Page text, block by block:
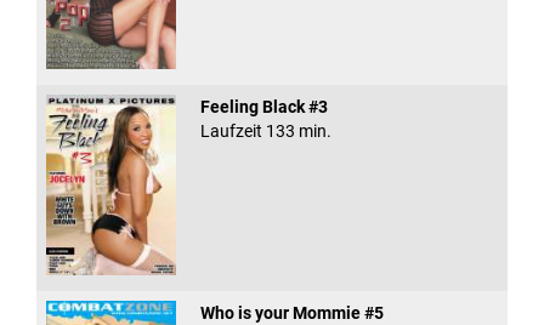
Feeling Black #3
Laufzeit 133 min.
Who is your Mommie #5